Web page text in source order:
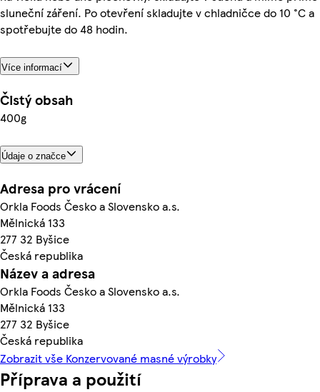
sluneční záření. Po otevření skladujte v chladničce do 10 °C a
spotřebujte do 48 hodin.
Více informací
Čistý obsah
400g
Údaje o značce
Adresa pro vrácení
Orkla Foods Česko a Slovensko a.s.
Mělnická 133
277 32 Byšice
Česká republika
Název a adresa
Orkla Foods Česko a Slovensko a.s.
Mělnická 133
277 32 Byšice
Česká republika
Zobrazit vše Konzervované masné výrobky
Příprava a použití